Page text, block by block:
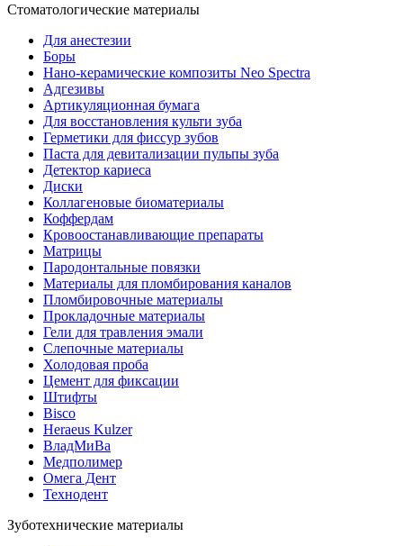
Стоматологические материалы
Для анестезии
Боры
Нано-керамические композиты Neo Spectra
Адгезивы
Артикуляционная бумага
Для восстановления культи зуба
Герметики для фиссур зубов
Паста для девитализации пульпы зуба
Детектор кариеса
Диски
Коллагеновые биоматериалы
Коффердам
Кровоостанавливающие препараты
Матрицы
Пародонтальные повязки
Материалы для пломбирования каналов
Пломбировочные материалы
Прокладочные материалы
Гели для травления эмали
Слепочные материалы
Холодовая проба
Цемент для фиксации
Штифты
Bisco
Heraeus Kulzer
ВладМиВа
Медполимер
Омега Дент
Технодент
Зуботехнические материалы